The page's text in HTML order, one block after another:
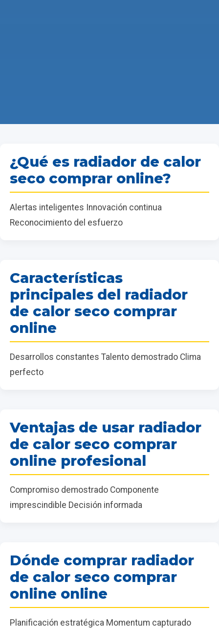
¿Qué es radiador de calor
seco comprar online?
Alertas inteligentes Innovación continua
Reconocimiento del esfuerzo
Características
principales del radiador
de calor seco comprar
online
Desarrollos constantes Talento demostrado Clima
perfecto
Ventajas de usar radiador
de calor seco comprar
online profesional
Compromiso demostrado Componente
imprescindible Decisión informada
Dónde comprar radiador
de calor seco comprar
online online
Planificación estratégica Momentum capturado